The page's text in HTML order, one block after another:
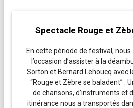
Spectacle Rouge et
En cette période de festival, nous
l’occasion d’assister à la
Sorton et Bernard Lehoucq avec
“Rouge et Zèbre se baladent” :
de chansons, d’instruments et
itinérance nous a transportés